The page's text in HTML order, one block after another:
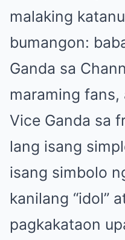
malaking
bumangon:
Ganda sa
maraming
Vice Ganda sa
lang isang
isang simbolo
kanilang “idol”
pagkakataon